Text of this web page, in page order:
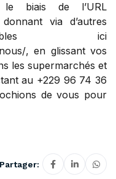
biais de l’URL
via d’autres
ici
, en glissant vos
les supermarchés et
au +229 96 74 36
de vous pour
Partager: